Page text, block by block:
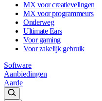
MX voor creatievelingen
MX voor programmeurs
Onderweg
Ultimate Ears
Voor gaming
Voor zakelijk gebruik
Software
Aanbiedingen
Aarde